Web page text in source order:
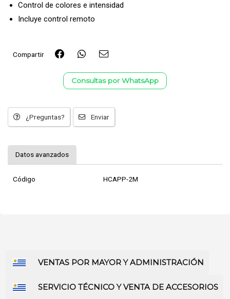
Control de colores e intensidad
Incluye control remoto
Compartir
Consultas por WhatsApp
¿Preguntas? Enviar
Datos avanzados
Código HCAPP-2M
VENTAS POR MAYOR Y ADMINISTRACIÓN
SERVICIO TÉCNICO Y VENTA DE ACCESORIOS